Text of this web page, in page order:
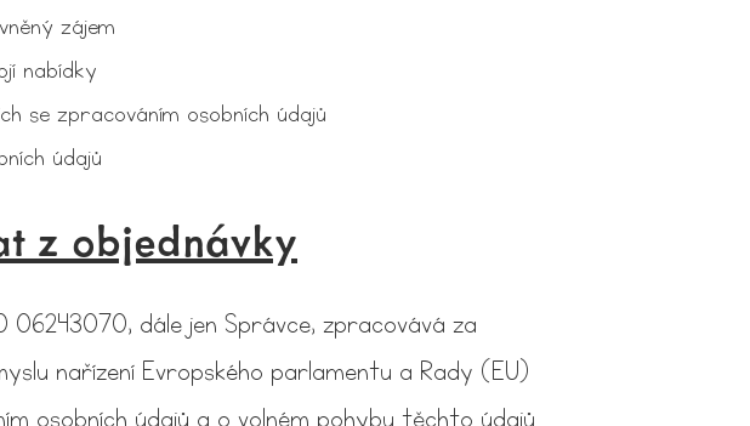
zájem
nabídky
se zpracováním osobních údajů
údajů
z objednávky
06243070, dále jen Správce, zpracovává za
nařízení Evropského parlamentu a Rady (EU)
osobních údajů a o volném pohybu těchto údajů